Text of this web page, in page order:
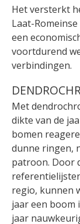
Het versterkt
Laat-
een
voortdurend
verbindingen.
Met
dikte van de
bomen
dunne ringen,
patroon. Door
regio, kunnen
jaar een boom
jaar